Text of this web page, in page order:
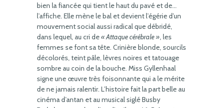
bien la fiancée qui tient le haut du pavé et de…
l’affiche. Elle mène le bal et devient l’égérie d’un
mouvement social aussi radical que débridé,
dans lequel, au cri de« Attaque cérébrale », les
femmes se font sa tête. Crinière blonde, sourcils
décolorés, teint pâle, lèvres noires et tatouage
sombre au coin de la bouche. Miss Gyllenhaal
signe une œuvre très foisonnante qui a le mérite
de ne jamais ralentir. L’histoire fait la part belle au
cinéma d’antan et au musical siglé Busby